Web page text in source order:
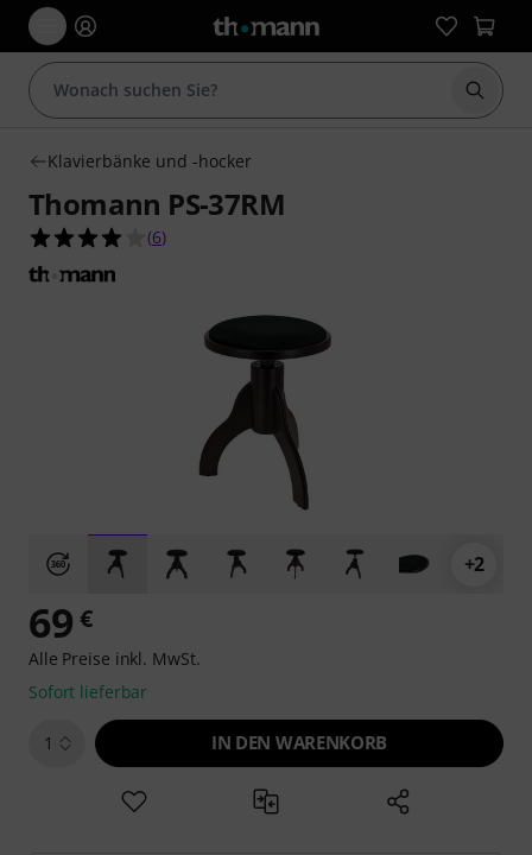
Suche
Klavierbänke und -hocker
Thomann PS-37RM
4.0 von 5 Sternen aus 6 Kundenbewertungen
(6)
+2
69 €
Alle Preise inkl. MwSt.
Sofort lieferbar
1 IN DEN WARENKORB